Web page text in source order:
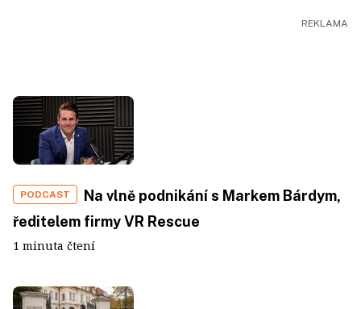
PODCAST
Na vlně podnikání s Markem Bárdym,
ředitelem firmy VR Rescue
1 minuta čtení